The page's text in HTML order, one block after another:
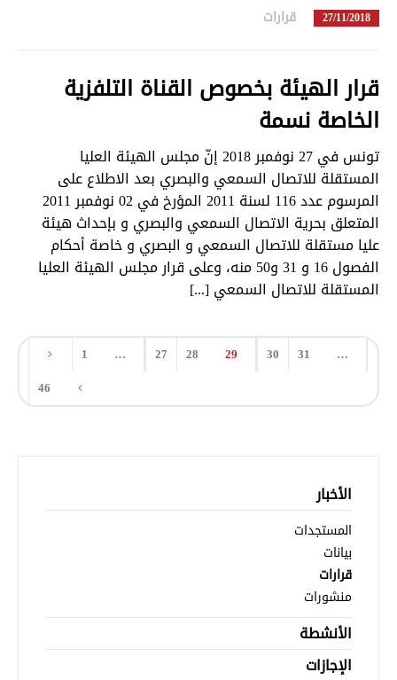
27/11/2018 قرارات
قرار الهيئة بخصوص القناة التلفزية
الخاصة نسمة
تونس في 27 نوفمبر 2018 إنّ مجلس الهيئة العليا
المستقلة للاتصال السمعي والبصري بعد الاطلاع على
المرسوم عدد 116 لسنة 2011 المؤرخ في 02 نوفمبر 2011
المتعلق بحرية الاتصال السمعي والبصري و بإحداث هيئة
عليا مستقلة للاتصال السمعي و البصري و خاصة أحكام
الفصول 16 و 31 و50 منه، وعلى قرار مجلس الهيئة العليا
المستقلة للاتصال السمعي [...]
1 … 27 28 29 30 31
…
46
الأخبار
المستجدات
بيانات
قرارات
منشورات
الأنشطة
الإجازات